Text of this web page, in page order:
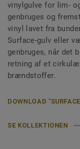
vinylgulve for lim-
genbruges og
vinyl lavet fra
Surface-gulv eller
genbruges, når det
retning af et
brændstoffer.
DOWNLOAD
SE KOLLEKTIONEN